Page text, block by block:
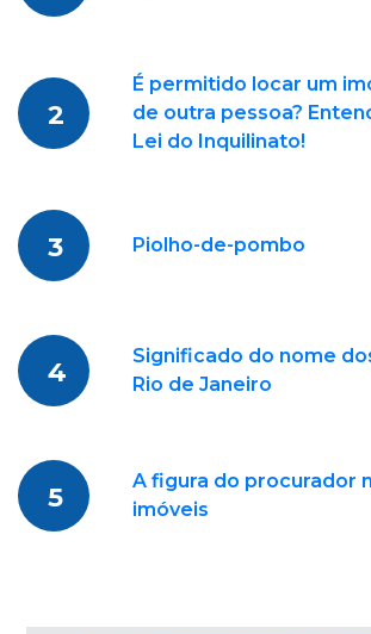
2
É permitido locar um
de outra pessoa?
Lei do Inquilinato!
3 Piolho-de-pombo
4
Significado do nome
Rio de Janeiro
5
A figura do procurador
imóveis